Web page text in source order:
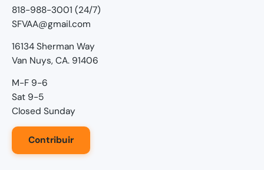
818-988-3001 (24/7)
SFVAA@gmail.com
16134 Sherman Way
Van Nuys, CA. 91406
M-F 9-6
Sat 9-5
Closed Sunday
Contribuir